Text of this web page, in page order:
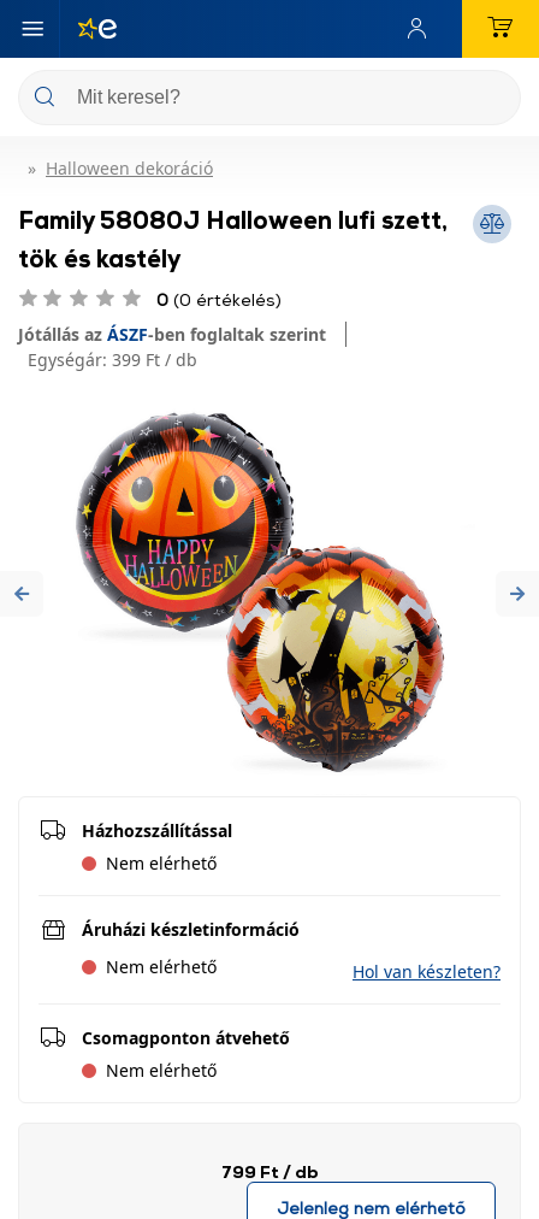
Halloween dekoráció
Family 58080J Halloween lufi szett,
tök és kastély
0 (0 értékelés)
Jótállás az ÁSZF-ben foglaltak szerint
Egységár: 399 Ft / db
Previous
Házhozszállítással
Nem elérhető
Áruházi készletinformáció
Nem elérhető
Hol van készleten?
Csomagponton átvehető
Nem elérhető
799 Ft / db
Jelenleg nem elérhető